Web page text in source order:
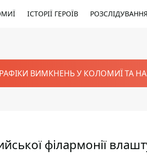
ІСТОРІЇ ГЕРОЇВ РОЗСЛІДУВАННЯ
ВИМКНЕНЬ У КОЛОМИЇ ТА НА
філармонії